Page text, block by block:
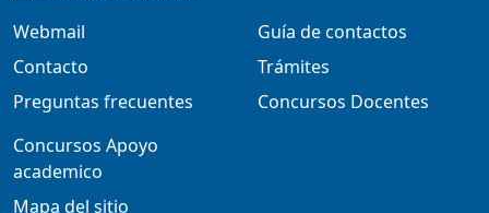
Webmail
Contacto
Preguntas frecuentes
Guía de contactos
Trámites
Concursos Docentes
Concursos Apoyo
academico
Mapa del sitio